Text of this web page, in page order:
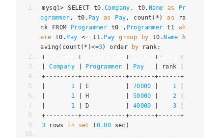
mysql> SELECT t0 .Company , t0. Name as
Pr
ogrammer , t0 . Pay as Pay, count (*) as ra
nk FROM
Programmer t0 , Programmer t1 wh
ere t0 . Pay <= t1. Pay group by t0 . Name h
aving ( count (*)<=3) order by rank ;
+---------+------------+-------+------+
Company Programmer Pay rank
+---------+------------+-------+------+
1 E 70000 1
1 H 50000 2
1 D 40000 3
+---------+------------+-------+------+
3 rows in set ( 0.00 sec )